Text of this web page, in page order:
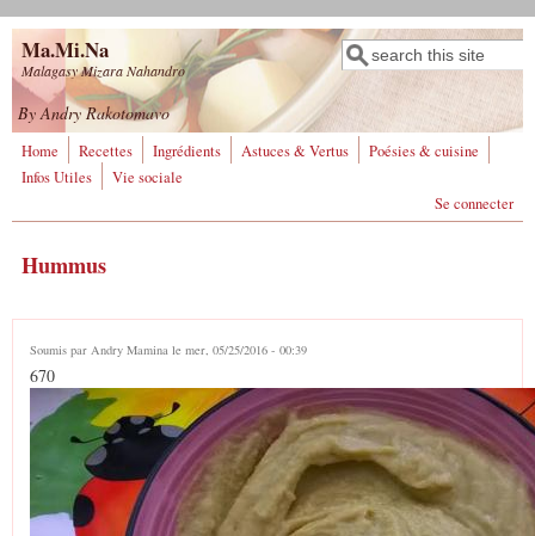
Aller au contenu principal
Ma.Mi.Na
Malagasy Mizara Nahandro
Formulaire de
recherche
Rechercher
By Andry Rakotomavo
Home Recettes Ingrédients Astuces & Vertus
Poésies & cuisine
Infos Utiles
Vie sociale
Se connecter
Hummus
Soumis par Andry Mamina le mer, 05/25/2016 - 00:39
670